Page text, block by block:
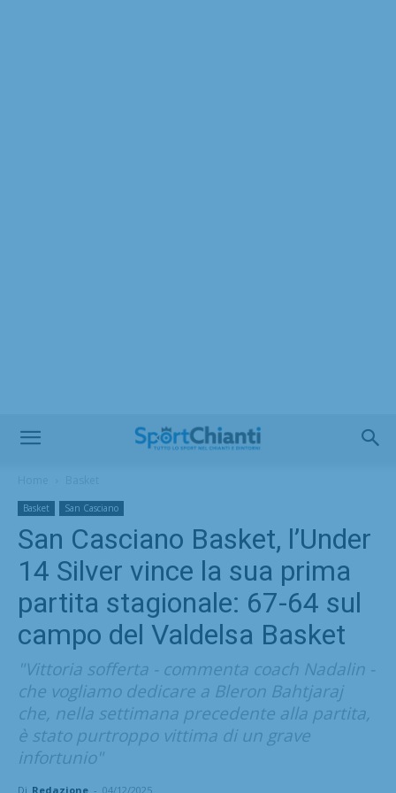
Basket San Casciano
San Casciano Basket, l’Under
14 Silver vince la sua prima
partita stagionale: 67-64 sul
campo del Valdelsa Basket
"Vittoria sofferta - commenta coach Nadalin -
che vogliamo dedicare a Bleron Bahtjaraj
che, nella settimana precedente alla partita,
è stato purtroppo vittima di un grave
infortunio"
Di Redazione - 04/12/2025